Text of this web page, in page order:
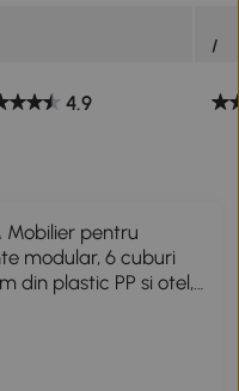
/
4.9
Mobilier pentru
modular, 6 cuburi
din plastic PP si otel,